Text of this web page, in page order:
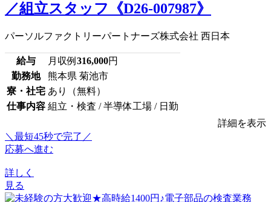
／組立スタッフ《D26-007987》
パーソルファクトリーパートナーズ株式会社 西日本
給与 月収例 316,000円
勤務地
熊本県 菊池市
寮・社宅 あり（無料）
仕事内容 組立・検査 / 半導体工場 / 日勤
詳細を表示
＼最短45秒で完了／
応募へ進む
詳しく
見る